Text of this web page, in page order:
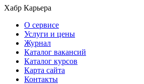
Хабр Карьера
О сервисе
Услуги и цены
Журнал
Каталог вакансий
Каталог курсов
Карта сайта
Контакты